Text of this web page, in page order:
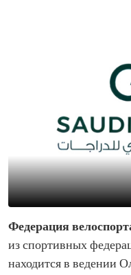
Федерация
из спортивных
находится в ведении